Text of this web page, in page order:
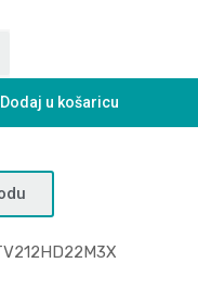
Dodaj u košaricu